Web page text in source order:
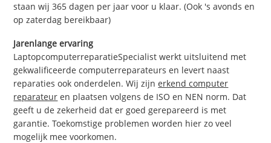
staan wij 365 dagen per jaar voor u klaar. (Ook 's avonds en
op zaterdag bereikbaar)
Jarenlange ervaring
LaptopcomputerreparatieSpecialist werkt uitsluitend met
gekwalificeerde computerreparateurs en levert naast
reparaties ook onderdelen. Wij zijnerkend computer
reparateur en plaatsen volgens de ISO en NEN norm. Dat
geeft u de zekerheid dat er goed gerepareerd is met
garantie. Toekomstige problemen worden hier zo veel
mogelijk mee voorkomen.